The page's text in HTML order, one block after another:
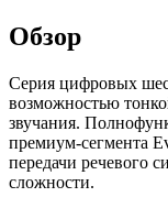
Обзор
Серия цифровых
возможностью
звучания.
премиум-сегмента
передачи речевого
сложности.